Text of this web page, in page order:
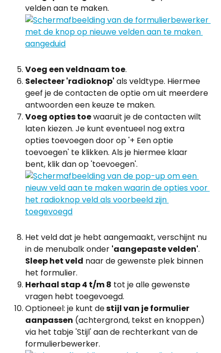
velden aan te maken.
Voeg een veldnaam toe.
Selecteer 'radioknop' als veldtype. Hiermee
geef je de contacten de optie om uit meerdere
antwoorden een keuze te maken.
Voeg opties toe waaruit je de contacten wilt
laten kiezen. Je kunt eventueel nog extra
opties toevoegen door op '+ Een optie
toevoegen' te klikken. Als je hiermee klaar
bent, klik dan op 'toevoegen'.
Het veld dat je hebt aangemaakt, verschijnt nu
in de menubalk onder 'aangepaste velden'.
Sleep het veld naar de gewenste plek binnen
het formulier.
Herhaal stap 4 t/m 8 tot je alle gewenste
vragen hebt toegevoegd.
Optioneel: je kunt de stijl van je formulier
aanpassen (achtergrond, tekst en knoppen)
via het tabje 'Stijl' aan de rechterkant van de
formulierbewerker.